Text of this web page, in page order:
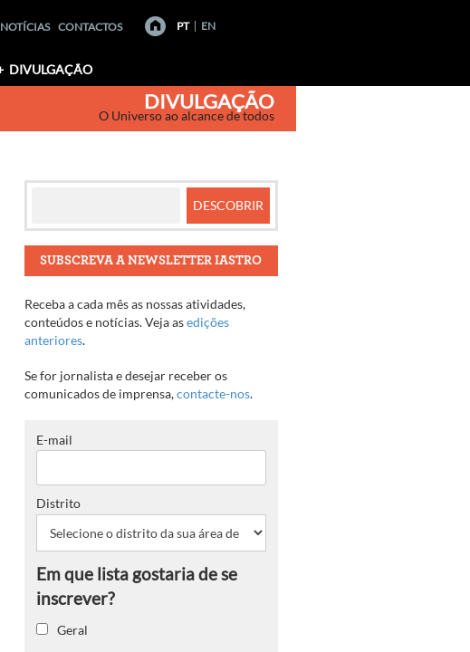
NOTÍCIAS CONTACTOS PT EN
DIVULGAÇÃO
DIVULGAÇÃO
O Universo ao alcance de todos
SUBSCREVA A NEWSLETTER IASTRO
Receba a cada mês as nossas atividades,
conteúdos e notícias. Veja asedições
anteriores.
Se for jornalista e desejar receber os
comunicados de imprensa,contacte-nos.
E-mail
Distrito
Geral